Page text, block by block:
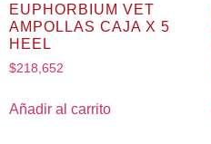
EUPHORBIUM VET
AMPOLLAS CAJA X 5
HEEL
$218,652
Añadir al carrito